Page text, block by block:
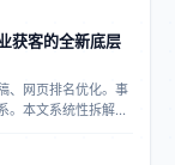
获客的全新底层
、网页排名优化。事
。本文系统性拆解